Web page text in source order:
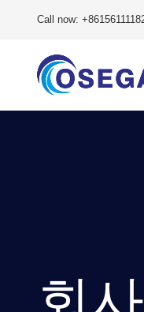
Call now: